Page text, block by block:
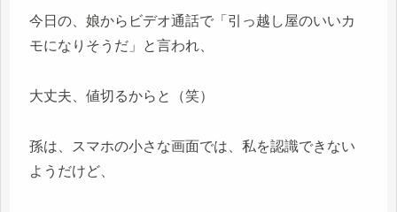
今日の、娘からビデオ通話で「引っ越し屋のいいカ
モになりそうだ」と言われ、
大丈夫、値切るからと（笑）
孫は、スマホの小さな画面では、私を認識できない
ようだけど、